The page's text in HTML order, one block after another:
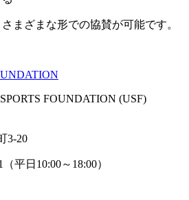
まざまな形での協賛が可能です。
FOUNDATION (USF)
3-20
平日10:00～18:00）